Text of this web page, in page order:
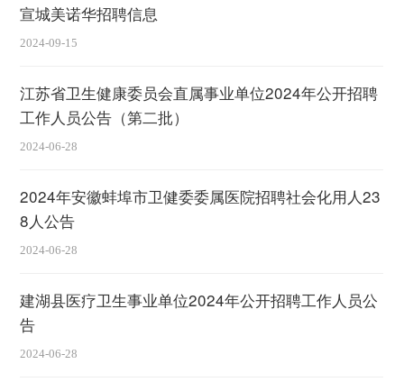
宣城美诺华招聘信息
2024-09-15
江苏省卫生健康委员会直属事业单位2024年公开招聘
工作人员公告（第二批）
2024-06-28
2024年安徽蚌埠市卫健委委属医院招聘社会化用人23
8人公告
2024-06-28
建湖县医疗卫生事业单位2024年公开招聘工作人员公
告
2024-06-28